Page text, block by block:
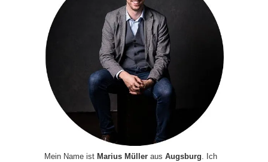
Mein Name ist Marius Müller aus Augsburg. Ich